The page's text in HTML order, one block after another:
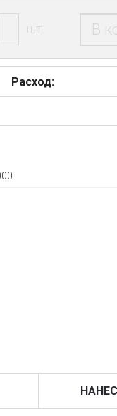
шт. В
Расход: